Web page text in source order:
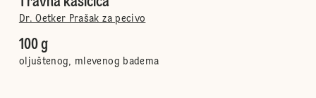
Dr. Oetker Prašak za pecivo
100 g
oljuštenog, mlevenog badema